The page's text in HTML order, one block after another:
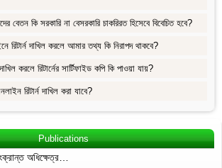
বেতন কি সরকারি না বেসরকারি চাকরিরত হিসেবে বিবেচিত হবে?
রিটার্ন দাখিল করলে আমার তথ্য কি নিরাপদ থাকবে?
করলে রিটার্নের সার্টিফাইড কপি কি পাওয়া যায়?
রিটার্ন দাখিল করা যাবে?
Publications
অধিক্ষেত্র…